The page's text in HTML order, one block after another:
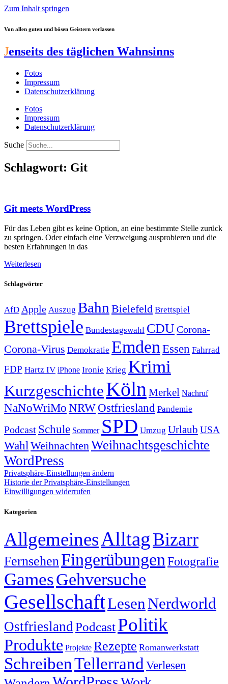
Zum Inhalt springen
Von allen guten und bösen Geistern verlassen
Jenseits des täglichen Wahnsinns
Fotos
Impressum
Datenschutzerklärung
Fotos
Impressum
Datenschutzerklärung
Suche
Schlagwort: Git
Git meets WordPress
Für das Leben gibt es keine Option, an eine bestimmte Stelle zurück
zu springen. Oder einfach eine Verzweigung ausprobieren und die
besten Erfahrungen in das
Weiterlesen
Schlagwörter
AfD Apple Auszug Bahn Bielefeld Brettspiel
Brettspiele Bundestagswahl CDUCorona-
Corona-Virus Demokratie EmdenEssen Fahrrad
FDP Hartz IV iPhone Ironie Krieg Krimi
KurzgeschichteKölnMerkel Nachruf
NaNoWriMo NRWOstfriesland Pandemie
Podcast Schule Sommer SPD Umzug Urlaub USA
WahlWeihnachtenWeihnachtsgeschichte
WordPress
Privatsphäre-Einstellungen ändern
Historie der Privatsphäre-Einstellungen
Einwilligungen widerrufen
Kategorien
AllgemeinesAlltagBizarr
Fernsehen Fingerübungen Fotografie
GamesGehversuche
GesellschaftLesen Nerdworld
Ostfriesland PodcastPolitik
Produkte Projekte Rezepte Romanwerkstatt
SchreibenTellerrand Verlesen